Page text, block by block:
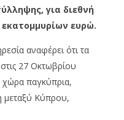
για διεθνή
ευρώ.
αναφέρει ότι τα
27 Οκτωβρίου
παγκύπρια,
μεταξύ Κύπρου,